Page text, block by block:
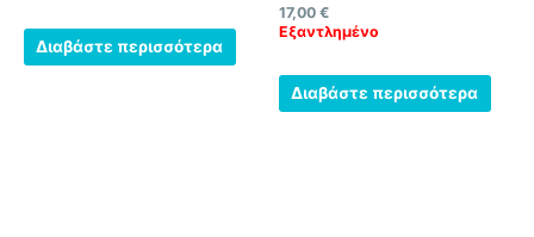
Διαβάστε περισσότερα
Βαθμολογήθηκε
με
0
17,00 €
Εξαντλημένο
Διαβάστε περισσότερα